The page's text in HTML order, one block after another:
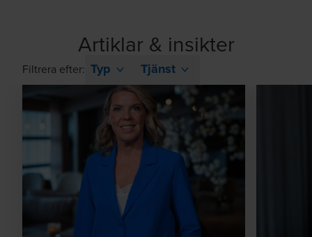
Artiklar & insikter
Filtrera efter: Typ Tjänst